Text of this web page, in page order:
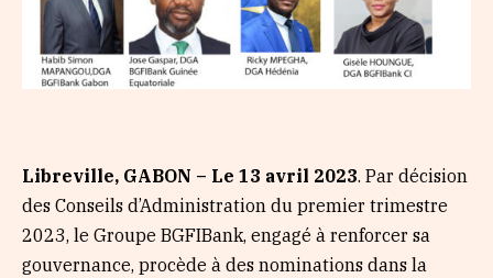
Libreville, GABON – Le 13 avril 2023. Par décision
des Conseils d’Administration du premier trimestre
2023, le Groupe BGFIBank, engagé à renforcer sa
gouvernance, procède à des nominations dans la